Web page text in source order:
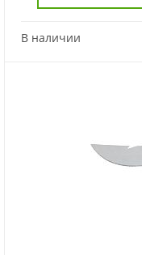
В наличии